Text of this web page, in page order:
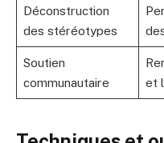
Déconstruction
des stéréotypes
Soutien
communautaire
et